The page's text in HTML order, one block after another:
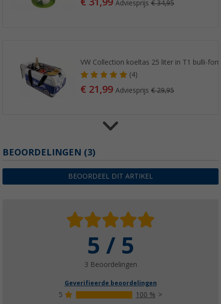
Adviesprijs€ 34,95
VW Collection koeltas 25 liter in T1 bulli-
(4)
€ 21,99Adviesprijs€ 29,95
VW collectie T1 bulli espresso kopjes 100
€ 18,99Adviesprijs€ 19,95
BEOORDELINGEN (3)
BEOORDEEL DIT ARTIKEL
5 / 5
3 Beoordelingen
Geverifieerde beoordelingen
5
100 %